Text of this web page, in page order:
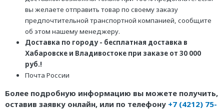
вы желаете отправить товар по своему заказу
предпочтительной транспортной компанией, сообщите
об этом нашему менеджеру.
Доставка по городу - бесплатная доставка в
Хабаровске и Владивостоке при заказе от 30 000
руб.!
Почта России
Более подробную информацию вы можете получить,
оставив заявку онлайн, или по телефону +7 (4212) 75-